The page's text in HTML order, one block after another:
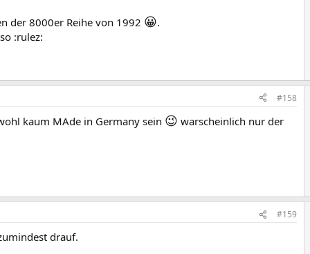
der 8000er Reihe von 1992 😀.
:rulez:
#158
kaum MAde in Germany sein 😉 warscheinlich nur der
#159
drauf.